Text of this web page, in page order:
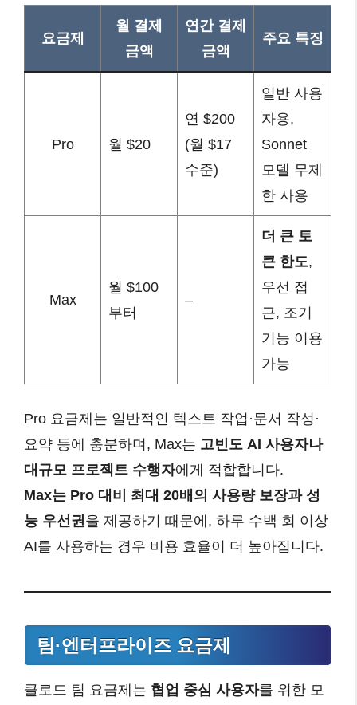
요금제
월 결제
금액
연간 결제
금액
주요 특징
Pro 월 $20
연 $200
(월 $17
수준)
일반 사용
자용,
Sonnet
모델 무제
한 사용
Max
월 $100
부터
–
더 큰 토
큰 한도,
우선 접
근, 조기
기능 이용
가능
Pro 요금제는 일반적인 텍스트 작업·문서 작성·
요약 등에 충분하며, Max는 고빈도 AI 사용자나
대규모 프로젝트 수행자에게 적합합니다.
Max는 Pro 대비 최대 20배의 사용량 보장과 성
능 우선권을 제공하기 때문에, 하루 수백 회 이상
AI를 사용하는 경우 비용 효율이 더 높아집니다.
팀·엔터프라이즈 요금제
클로드 팀 요금제는 협업 중심 사용자를 위한 모